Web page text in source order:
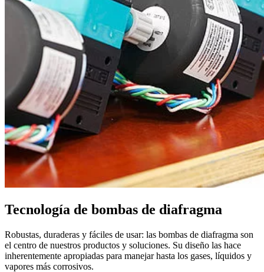
Tecnología de bombas de diafragma
Robustas, duraderas y fáciles de usar: las bombas de diafragma son
el centro de nuestros productos y soluciones. Su diseño las hace
inherentemente apropiadas para manejar hasta los gases, líquidos y
vapores más corrosivos.